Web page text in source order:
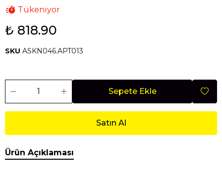
Tükeniyor
₺ 818.90
SKU ASKN046.APT013
Sepete Ekle
Satın Al
Ürün Açıklaması